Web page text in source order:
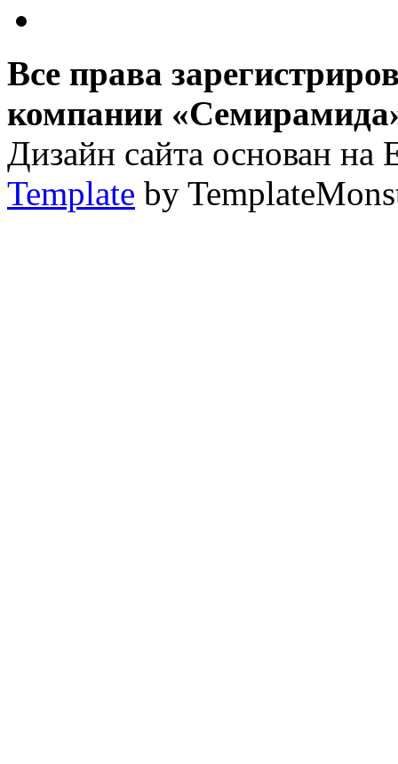
Все права
компании
Дизайн сайта основан
Template by